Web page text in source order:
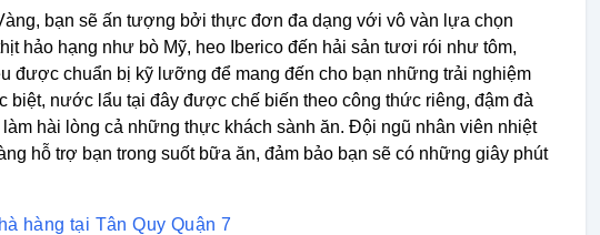
bạn sẽ ấn tượng bởi thực đơn đa dạng với vô vàn lựa chọn
hảo hạng như bò Mỹ, heo Iberico đến hải sản tươi rói như tôm,
được chuẩn bị kỹ lưỡng để mang đến cho bạn những trải nghiệm
biệt, nước lẩu tại đây được chế biến theo công thức riêng, đậm đà
hài lòng cả những thực khách sành ăn. Đội ngũ nhân viên nhiệt
hỗ trợ bạn trong suốt bữa ăn, đảm bảo bạn sẽ có những giây phút
hàng tại Tân Quy Quận 7